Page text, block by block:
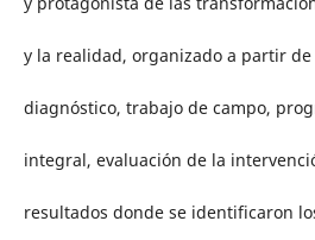
y la realidad, organizado a partir de
diagnóstico, trabajo de campo,
integral, evaluación de la
resultados donde se identificaron